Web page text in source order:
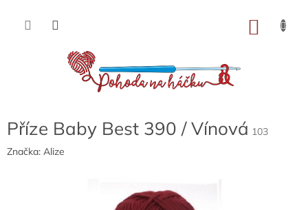
obsah
Příze Baby Best 390 / Vínová 103
Značka: Alize